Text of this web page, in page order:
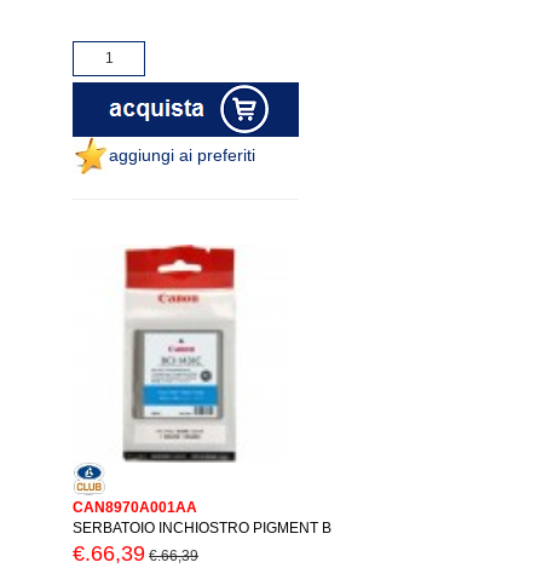
aggiungi ai preferiti
CAN8970A001AA
SERBATOIO INCHIOSTRO PIGMENT B
€.66,39 €.66,39